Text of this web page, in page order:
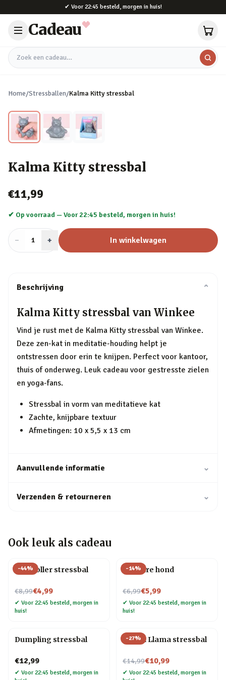
✔ Voor 22:45 besteld, morgen in huis!
Cadeau
Zoek een cadeau
Home/Stressballen/Kalma Kitty stressbal
Kalma Kitty stressbal
€11,99
✔ Op voorraad —Voor 22:45 besteld, morgen in huis!
− Aantal
1 + In winkelwagen
Beschrijving ⌄
Kalma Kitty stressbal van Winkee
Vind je rust met de Kalma Kitty stressbal van Winkee.
Deze zen-kat in meditatie-houding helpt je
ontstressen door erin te knijpen. Perfect voor kantoor,
thuis of onderweg. Leuk cadeau voor gestresste zielen
en yoga-fans.
Stressbal in vorm van meditatieve kat
Zachte, knijpbare textuur
Afmetingen: 10 x 5,5 x 13 cm
Aanvullende informatie ⌄
Verzenden & retourneren ⌄
Ook leuk als cadeau
-44%
Controller stressbal
€8,99
Nu voor€4,99
✔ Voor 22:45 besteld, morgen in
huis!
-14%
Rekbare hond
€6,99
Nu voor€5,99
✔ Voor 22:45 besteld, morgen in
huis!
Dumpling stressbal
€12,99
✔ Voor 22:45 besteld, morgen in
-27%
Calma Llama stressbal
€14,99
Nu voor€10,99
✔ Voor 22:45 besteld, morgen in